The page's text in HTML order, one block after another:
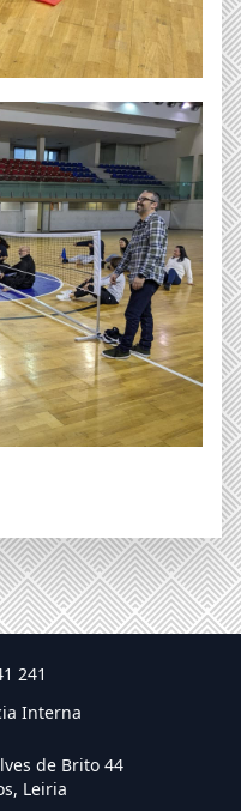
241
Interna
de Brito 44
Leiria